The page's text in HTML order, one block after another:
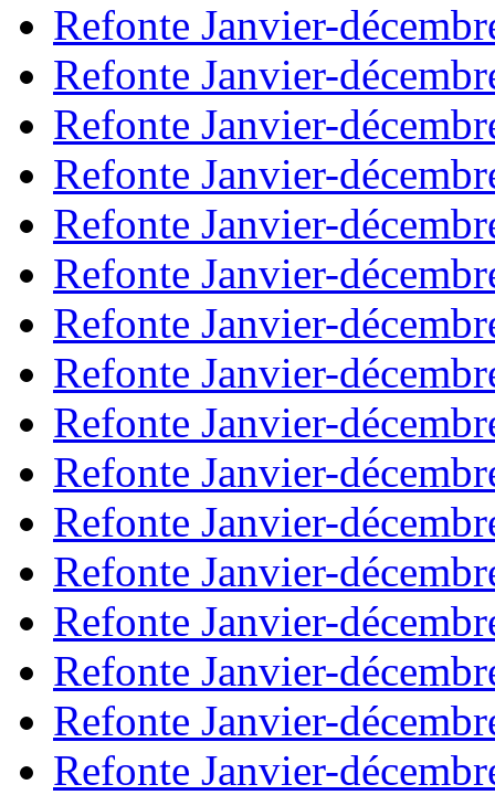
Refonte Janvier-
Refonte Janvier-
Refonte Janvier-
Refonte Janvier-
Refonte Janvier-
Refonte Janvier-
Refonte Janvier-
Refonte Janvier-
Refonte Janvier-
Refonte Janvier-
Refonte Janvier-
Refonte Janvier-
Refonte Janvier-
Refonte Janvier-
Refonte Janvier-
Refonte Janvier-